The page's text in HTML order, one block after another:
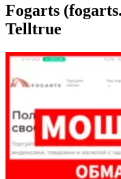
Fogarts
Telltrue